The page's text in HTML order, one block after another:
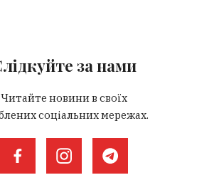
за нами
Читайте новини в своїх
соціальних мережах.